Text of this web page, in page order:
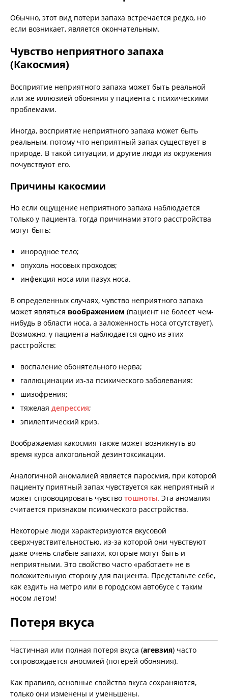
Обычно, этот вид потери запаха встречается редко, но
если возникает, является окончательным.
Чувство неприятного запаха
(Какосмия)
Восприятие неприятного запаха может быть реальной
или же иллюзией обоняния у пациента с психическими
проблемами.
Иногда, восприятие неприятного запаха может быть
реальным, потому что неприятный запах существует в
природе. В такой ситуации, и другие люди из окружения
почувствуют его.
Причины какосмии
Но если ощущение неприятного запаха наблюдается
только у пациента, тогда причинами этого расстройства
могут быть:
инородное тело;
опухоль носовых проходов;
инфекция носа или пазух носа.
В определенных случаях, чувство неприятного запаха
может являться воображением (пациент не болеет чем-
нибудь в области носа, а заложенность носа отсутствует).
Возможно, у пациента наблюдается одно из этих
расстройств:
воспаление обонятельного нерва;
галлюцинации из-за психического заболевания:
шизофрения;
тяжелая депрессия;
эпилептический криз.
Воображаемая какосмия также может возникнуть во
время курса алкогольной дезинтоксикации.
Аналогичной аномалией является паросмия, при которой
пациенту приятный запах чувствуется как неприятный и
может спровоцировать чувство тошноты. Эта аномалия
считается признаком психического расстройства.
Некоторые люди характеризуются вкусовой
сверхчувствительностью, из-за которой они чувствуют
даже очень слабые запахи, которые могут быть и
неприятными. Это свойство часто «работает» не в
положительную сторону для пациента. Представьте себе,
как ездить на метро или в городском автобусе с таким
носом летом!
Потеря вкуса
Частичная или полная потеря вкуса (агевзия) часто
сопровождается аносмией (потерей обоняния).
Как правило, основные свойства вкуса сохраняются,
только они изменены и уменьшены.